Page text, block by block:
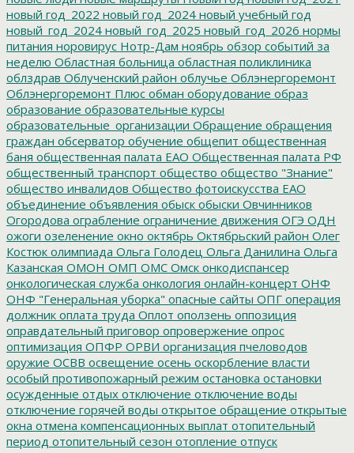
новый год_2022 новый год_2024 новый учебный год
новый_год_2024 новый_год_2025 новый_год_2026 нормы
питания норовирус Нотр-Дам ноябрь обзор событий за
неделю Областная больница областная поликлиника
облздрав Облученский район облучье Облэнергоремонт
Облэнергоремонт Плюс обман оборудование образ
образование образовательные курсы
образовательные_организации Обращение обращения
граждан обсерватор обучение общепит общественная
баня общественная палата ЕАО Общественная палата РФ
общественный транспорт общество общество "Знание"
общество инвалидов Общество фотоискусства ЕАО
объединение объявления обыск обыски Овчинников
Огородова ограбление ограничение движения ОГЭ ОДН
ожоги озеленение окно октябрь Октябрьский район Олег
Костюк олимпиада Ольга Голодец Ольга Данилина Ольга
Казанская ОМОН ОМП ОМС Омск онкодиспансер
онкологическая служба онкология онлайн-концерт ОНФ
ОНФ "Генеральная уборка" опасные сайты ОПГ операция
должник оплата труда Оплот оползень оппозиция
оправдательный приговор опровержение опрос
оптимизация ОПФР ОРВИ организация пчеловодов
оружие ОСВВ освещение осень оскорбление власти
особый противопожарный режим остановка остановки
осужденные отдых отключение отключение воды
отключение горячей воды открытое обращение открытые
окна отмена компенсационных выплат отопительный
период отопительный сезон отопление отпуск